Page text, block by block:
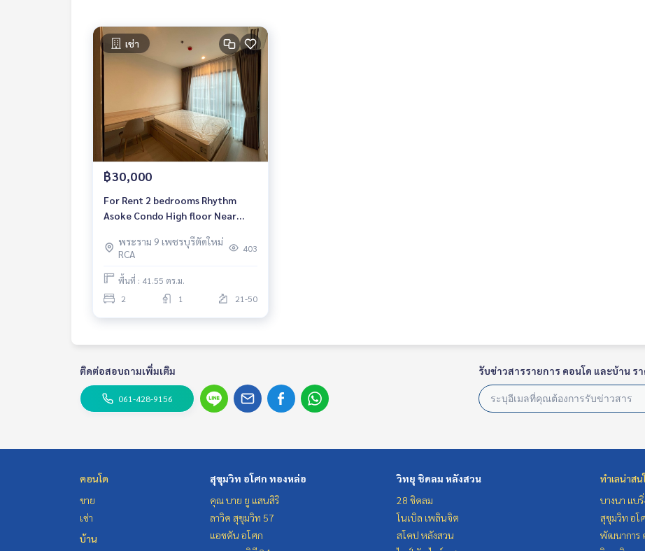
เช่า
฿30,000
For Rent 2 bedrooms Rhythm
Asoke Condo High floor Near
Ready to move in
พระราม 9 เพชรบุรีตัดใหม่
RCA
403
พื้นที่ : 41.55 ตร.ม.
2
1 21-50
ติดต่อสอบถามเพิ่มเติม
061-428-9156
รับข่าวสารรายการ คอนโด และบ้าน รา
คอนโด
ขาย
เช่า
บ้าน
สุขุมวิท อโศก ทองหล่อ
คุณ บาย ยู แสนสิริ
ลาวิค สุขุมวิท 57
แอชตัน อโศก
วิทยุ ชิดลม หลังสวน
28 ชิดลม
โนเบิล เพลินจิต
สโคป หลังสวน
ทำเลน่าสน
บางนา แบริ่
สุขุมวิท อโ
พัฒนาการ